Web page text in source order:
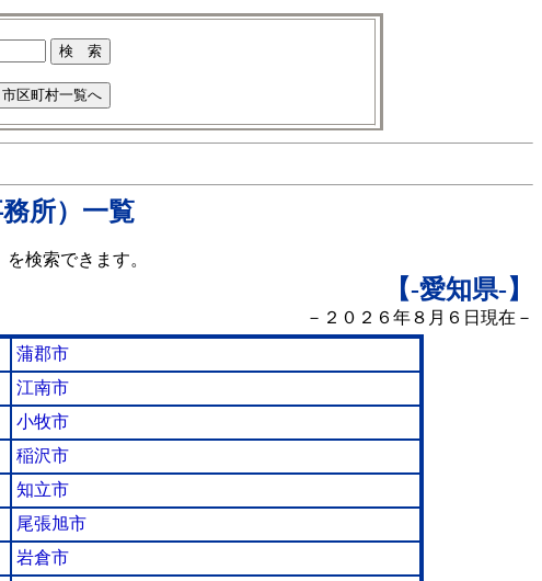
所）一覧
検索できます。
【-愛知県-】
－２０２６年８月６日現在－
蒲郡市
江南市
小牧市
稲沢市
知立市
尾張旭市
岩倉市